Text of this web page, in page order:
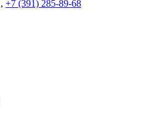
, +7 (391) 285-89-68